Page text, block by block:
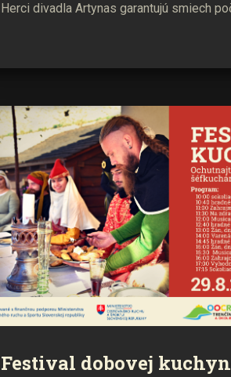
Herci divadla Artynas garantujú smiech
Festival dobovej